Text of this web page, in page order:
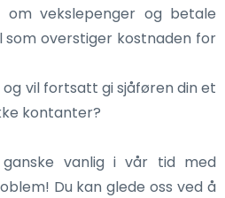
vekslepenger og betale
som overstiger kostnaden for
vil fortsatt gi sjåføren din et
kontanter?
ganske vanlig i vår tid med
Du kan glede oss ved å